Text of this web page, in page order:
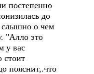
постепенно
до
слышно о чем
"Алло это
у вас
стоит
пояснит,.что